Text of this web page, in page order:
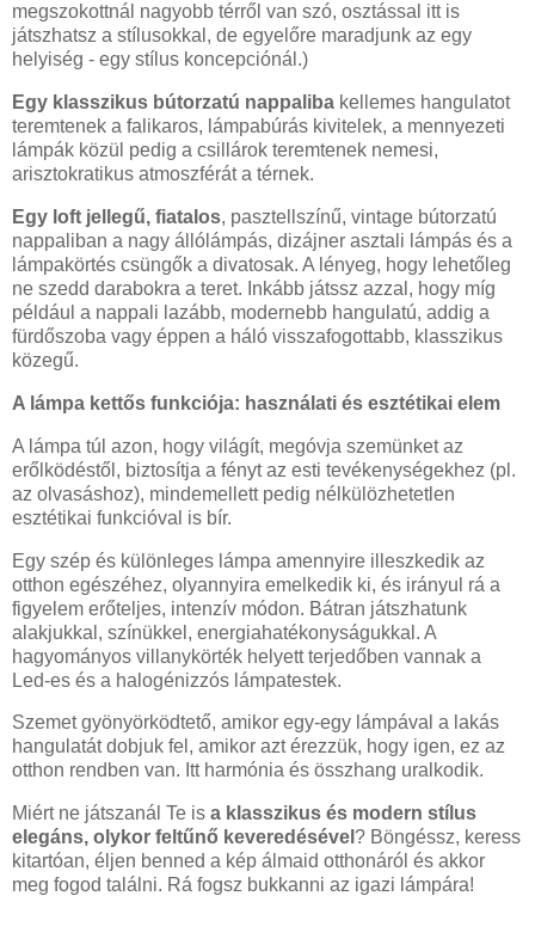
megszokottnál nagyobb térről van szó, osztással itt is
játszhatsz a stílusokkal, de egyelőre maradjunk az egy
helyiség - egy stílus koncepciónál.)
Egy klasszikus bútorzatú nappaliba kellemes hangulatot
teremtenek a falikaros, lámpabúrás kivitelek, a mennyezeti
lámpák közül pedig a csillárok teremtenek nemesi,
arisztokratikus atmoszférát a térnek.
Egy loft jellegű, fiatalos, pasztellszínű, vintage bútorzatú
nappaliban a nagy állólámpás, dizájner asztali lámpás és a
lámpakörtés csüngők a divatosak. A lényeg, hogy lehetőleg
ne szedd darabokra a teret. Inkább játssz azzal, hogy míg
például a nappali lazább, modernebb hangulatú, addig a
fürdőszoba vagy éppen a háló visszafogottabb, klasszikus
közegű.
A lámpa kettős funkciója: használati és esztétikai elem
A lámpa túl azon, hogy világít, megóvja szemünket az
erőlködéstől, biztosítja a fényt az esti tevékenységekhez (pl.
az olvasáshoz), mindemellett pedig nélkülözhetetlen
esztétikai funkcióval is bír.
Egy szép és különleges lámpa amennyire illeszkedik az
otthon egészéhez, olyannyira emelkedik ki, és irányul rá a
figyelem erőteljes, intenzív módon. Bátran játszhatunk
alakjukkal, színükkel, energiahatékonyságukkal. A
hagyományos villanykörték helyett terjedőben vannak a
Led-es és a halogénizzós lámpatestek.
Szemet gyönyörködtető, amikor egy-egy lámpával a lakás
hangulatát dobjuk fel, amikor azt érezzük, hogy igen, ez az
otthon rendben van. Itt harmónia és összhang uralkodik.
Miért ne játszanál Te is a klasszikus és modern stílus
elegáns, olykor feltűnő keveredésével ? Böngéssz, keress
kitartóan, éljen benned a kép álmaid otthonáról és akkor
meg fogod találni. Rá fogsz bukkanni az igazi lámpára!